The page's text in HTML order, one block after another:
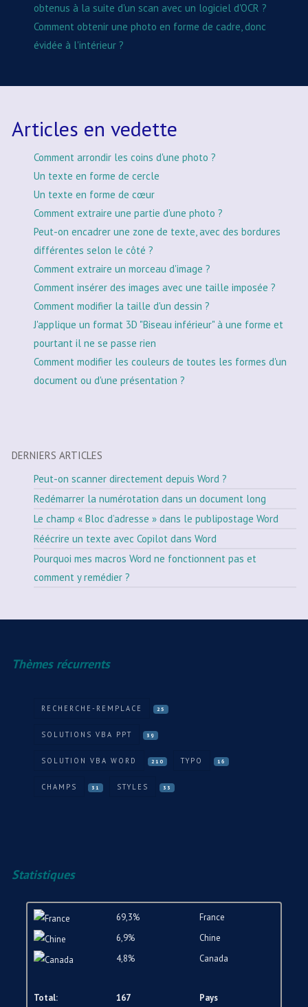
obtenus à la suite d'un scan avec un logiciel d'OCR ?
Comment obtenir une photo en forme de cadre, donc
évidée à l'intérieur ?
Articles en vedette
Comment arrondir les coins d'une photo ?
Un texte en forme de cercle
Un texte en forme de cœur
Comment extraire une partie d'une photo ?
Peut-on encadrer une zone de texte, avec des bordures
différentes selon le côté ?
Comment extraire un morceau d'image ?
Comment insérer des images avec une taille imposée ?
Comment modifier la taille d'un dessin ?
J'applique un format 3D "Biseau inférieur" à une forme et
pourtant il ne se passe rien
Comment modifier les couleurs de toutes les formes d'un
document ou d'une présentation ?
DERNIERS ARTICLES
Peut-on scanner directement depuis Word ?
Redémarrer la numérotation dans un document long
Le champ « Bloc d’adresse » dans le publipostage Word
Réécrire un texte avec Copilot dans Word
Pourquoi mes macros Word ne fonctionnent pas et
comment y remédier ?
Thèmes récurrents
RECHERCHE-REMPLACE 25
SOLUTIONS VBA PPT 39
SOLUTION VBA WORD 210 TYPO 16
CHAMPS 31 STYLES 33
Statistiques
69,3%
France
6,9%
Chine
4,8%
Canada
Total: 167 Pays